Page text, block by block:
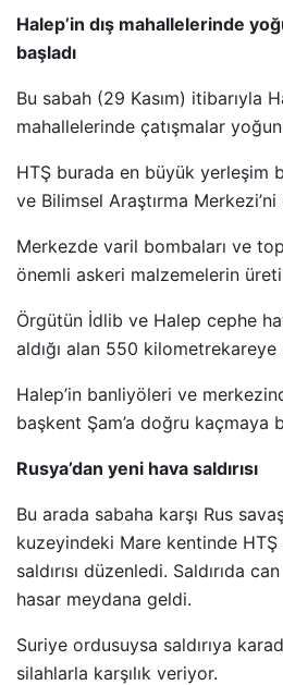
Halep’in dış mahallelerinde
başladı
Bu sabah (29 Kasım) itibarıyla
mahallelerinde çatışmalar
HTŞ burada en büyük yerleşim
ve Bilimsel Araştırma
Merkezde varil bombaları ve
önemli askeri malzemelerin
Örgütün İdlib ve Halep cephe
aldığı alan 550 kilometrekareye
Halep’in banliyöleri ve
başkent Şam’a doğru kaçmaya
Rusya’dan yeni hava saldırısı
Bu arada sabaha karşı Rus
kuzeyindeki Mare kentinde HTŞ
saldırısı düzenledi. Saldırıda
hasar meydana geldi.
Suriye ordusuysa saldırıya
silahlarla karşılık veriyor.